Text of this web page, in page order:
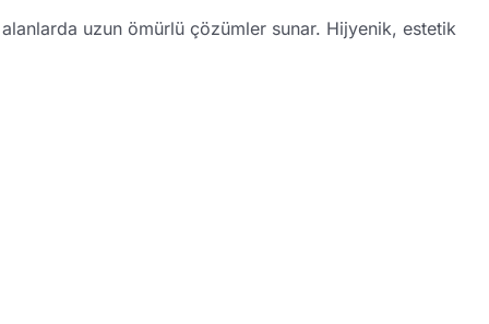
uzun ömürlü çözümler sunar. Hijyenik, estetik